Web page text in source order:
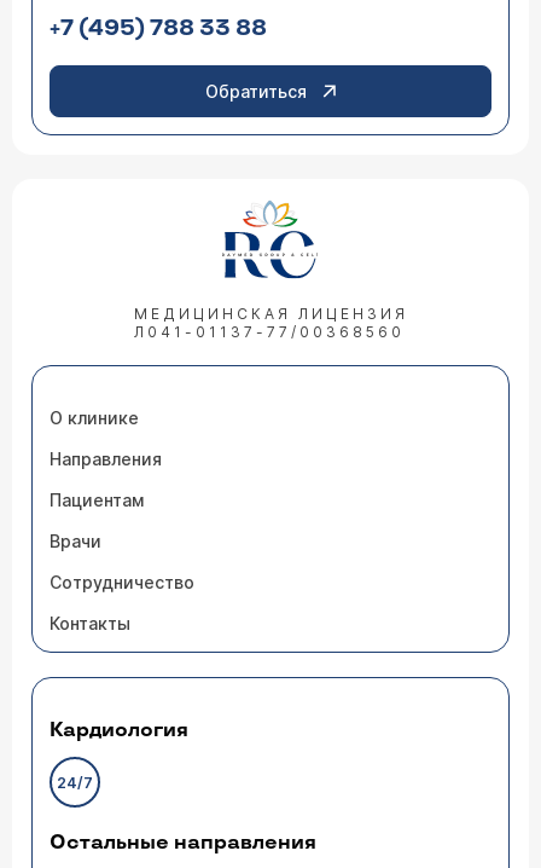
+7 (495) 788 33 88
Обратиться
МЕДИЦИНСКАЯ ЛИЦЕНЗИЯ
Л041-01137-77/00368560
О клинике
Направления
Пациентам
Врачи
Сотрудничество
Контакты
Кардиология
24/7
Остальные направления